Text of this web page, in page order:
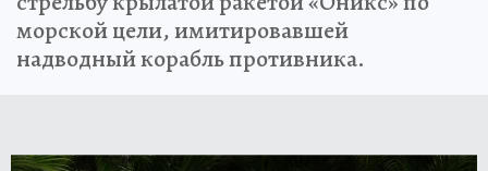
морской цели, имитировавшей
надводный корабль противника.